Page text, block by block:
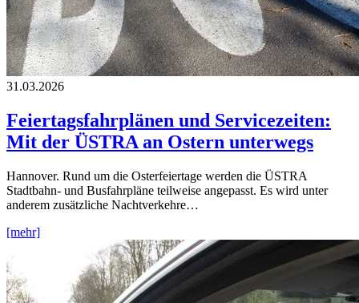
31.03.2026
Feiertagsfahrplänen und Servicezeiten:
Mit der ÜSTRA an Ostern unterwegs
Hannover. Rund um die Osterfeiertage werden die ÜSTRA
Stadtbahn- und Busfahrpläne teilweise angepasst. Es wird unter
anderem zusätzliche Nachtverkehre…
[mehr]